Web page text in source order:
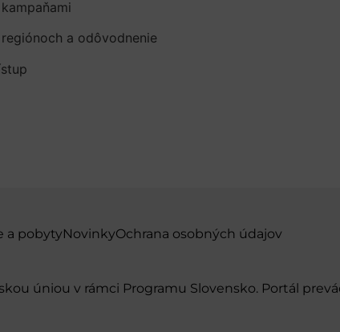
a odôvodnenie
a pobytyNovinkyOchrana osobných údajov
úniou v rámci Programu Slovensko. Portál